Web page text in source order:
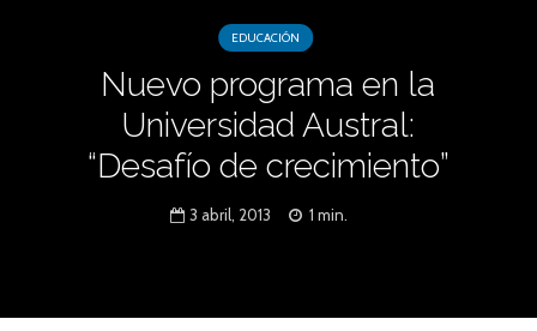
EDUCACIÓN
Nuevo programa en la
Universidad Austral:
“Desafío de crecimiento”
3 abril, 2013 1 min.